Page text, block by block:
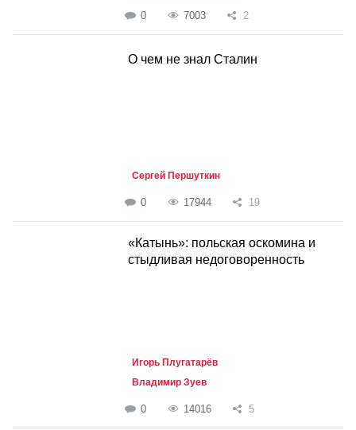
0 7003 2
О чем не знал Сталин
Сергей Першуткин
0 17944 19
«Катынь»: польская оскомина и
стыдливая недоговоренность
Игорь Плугатарёв
Владимир Зуев
0 14016 5